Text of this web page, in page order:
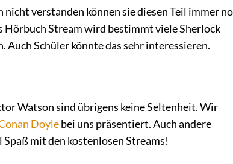
nicht verstanden können sie diesen Teil immer
Hörbuch Stream wird bestimmt viele Sherlock
Auch Schüler könnte das sehr interessieren.
Watson sind übrigens keine Seltenheit. Wir
Doylebei uns präsentiert. Auch andere
mit den kostenlosen Streams!